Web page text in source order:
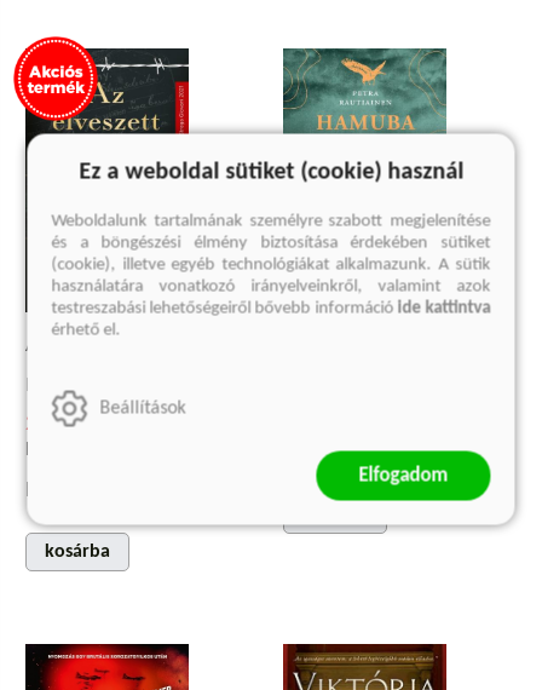
AZ ELVESZETT KENYÉR
Edith Bruck
2 849 Ft
Eredeti ár:
kosárba
HAMUBA RAJZOLT FÖLD
Eredeti ár:4 599 Ft
Ez a weboldal sütiket (cookie) használ
Weboldalunk tartalmának személyre szabott megjelenítése
és a böngészési élmény biztosítása érdekében sütiket
(cookie), illetve egyéb technológiákat alkalmazunk. A sütik
használatára vonatkozó irányelveinkről, valamint azok
testreszabási lehetőségeiről bővebb információ ide kattintva
érhető el.
Beállítások
Elfogadom